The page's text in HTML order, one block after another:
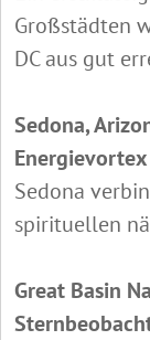
Großstädten
DC aus gut
Sedona,
Energievortex
Sedona
spirituellen
Great Basin